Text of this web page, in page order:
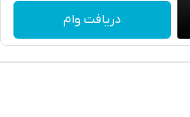
واتساپ
دریافت وام